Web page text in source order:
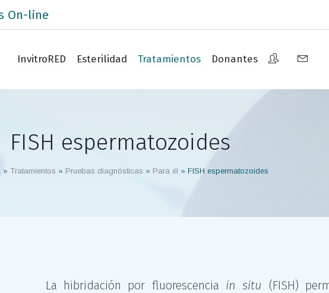
On-line
InvitroRED Esterilidad Tratamientos Donantes
FISH espermatozoides
» Tratamientos » Pruebas diagnósticas » Para él » FISH espermatozoides
La hibridación por fluorescencia in situ (FISH)